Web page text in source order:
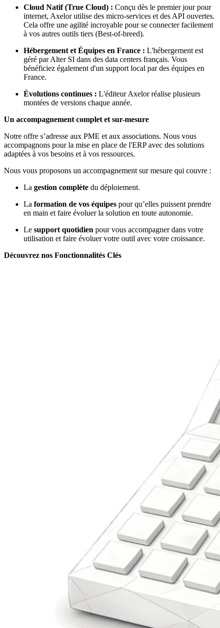
Cloud Natif (True Cloud) : Conçu dès le premier jour pour
internet, Axelor utilise des micro-services et des API ouvertes.
Cela offre une agilité incroyable pour se connecter facilement
à vos autres outils tiers (Best-of-breed).
Hébergement et Équipes en France : L'hébergement est
géré par Alter SI dans des data centers français. Vous
bénéficiez également d'un support local par des équipes en
France.
Évolutions continues : L'éditeur Axelor réalise plusieurs
montées de versions chaque année.
Un accompagnement complet et sur-mesure
Notre offre s’adresse aux PME et aux associations. Nous vous
accompagnons pour la mise en place de l'ERP avec des solutions
adaptées à vos besoins et à vos ressources.
Nous vous proposons un accompagnement sur mesure qui couvre :
La gestion complète du déploiement.
La formation de vos équipes pour qu’elles puissent prendre
en main et faire évoluer la solution en toute autonomie.
Le support quotidien pour vous accompagner dans votre
utilisation et faire évoluer votre outil avec votre croissance.
Découvrez nos Fonctionnalités Clés